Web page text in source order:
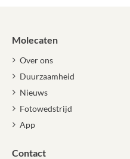
Molecaten
Over ons
Duurzaamheid
Nieuws
Fotowedstrijd
App
Contact